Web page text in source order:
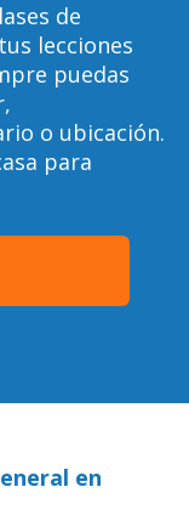
de
lecciones
puedas
o ubicación.
para
en